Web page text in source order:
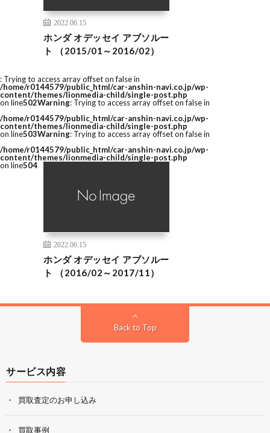
2022.06.15
ホンダ オデッセイ アブソルー
ト （2015/01～2016/02）
: Trying to access array offset on false in
/home/r0144579/public_html/car-anshin-navi.co.jp/wp-
content/themes/lionmedia-child/single-post.php
on line502Warning: Trying to access array offset on false in
/home/r0144579/public_html/car-anshin-navi.co.jp/wp-
content/themes/lionmedia-child/single-post.php
on line503Warning: Trying to access array offset on false in
/home/r0144579/public_html/car-anshin-navi.co.jp/wp-
content/themes/lionmedia-child/single-post.php
on line504
2022.06.15
ホンダ オデッセイ アブソルー
ト （2016/02～2017/11）
Back to Top
サービス内容
買取査定のお申し込み
買取事例